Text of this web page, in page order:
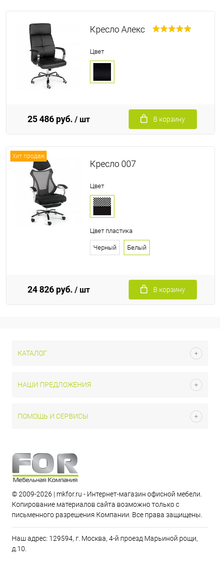
Кресло Алекс
Цвет
25 486 руб. / шт В корзину
Хит продаж
Кресло 007
Цвет
Цвет пластика
Черный Белый
24 826 руб. / шт В корзину
КАТАЛОГ
НАШИ ПРЕДЛОЖЕНИЯ
ПОМОЩЬ И СЕРВИСЫ
© 2009-2026 | mkfor.ru - Интернет-магазин офисной мебели.
Копирование материалов сайта возможно только с
письменного разрешения Компании. Все права защищены.
Наш адрес: 129594, г. Москва, 4-й проезд Марьиной рощи,
д.10.